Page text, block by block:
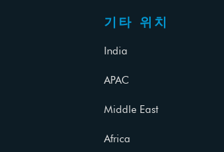
기타 위치
India
APAC
Middle East
Africa